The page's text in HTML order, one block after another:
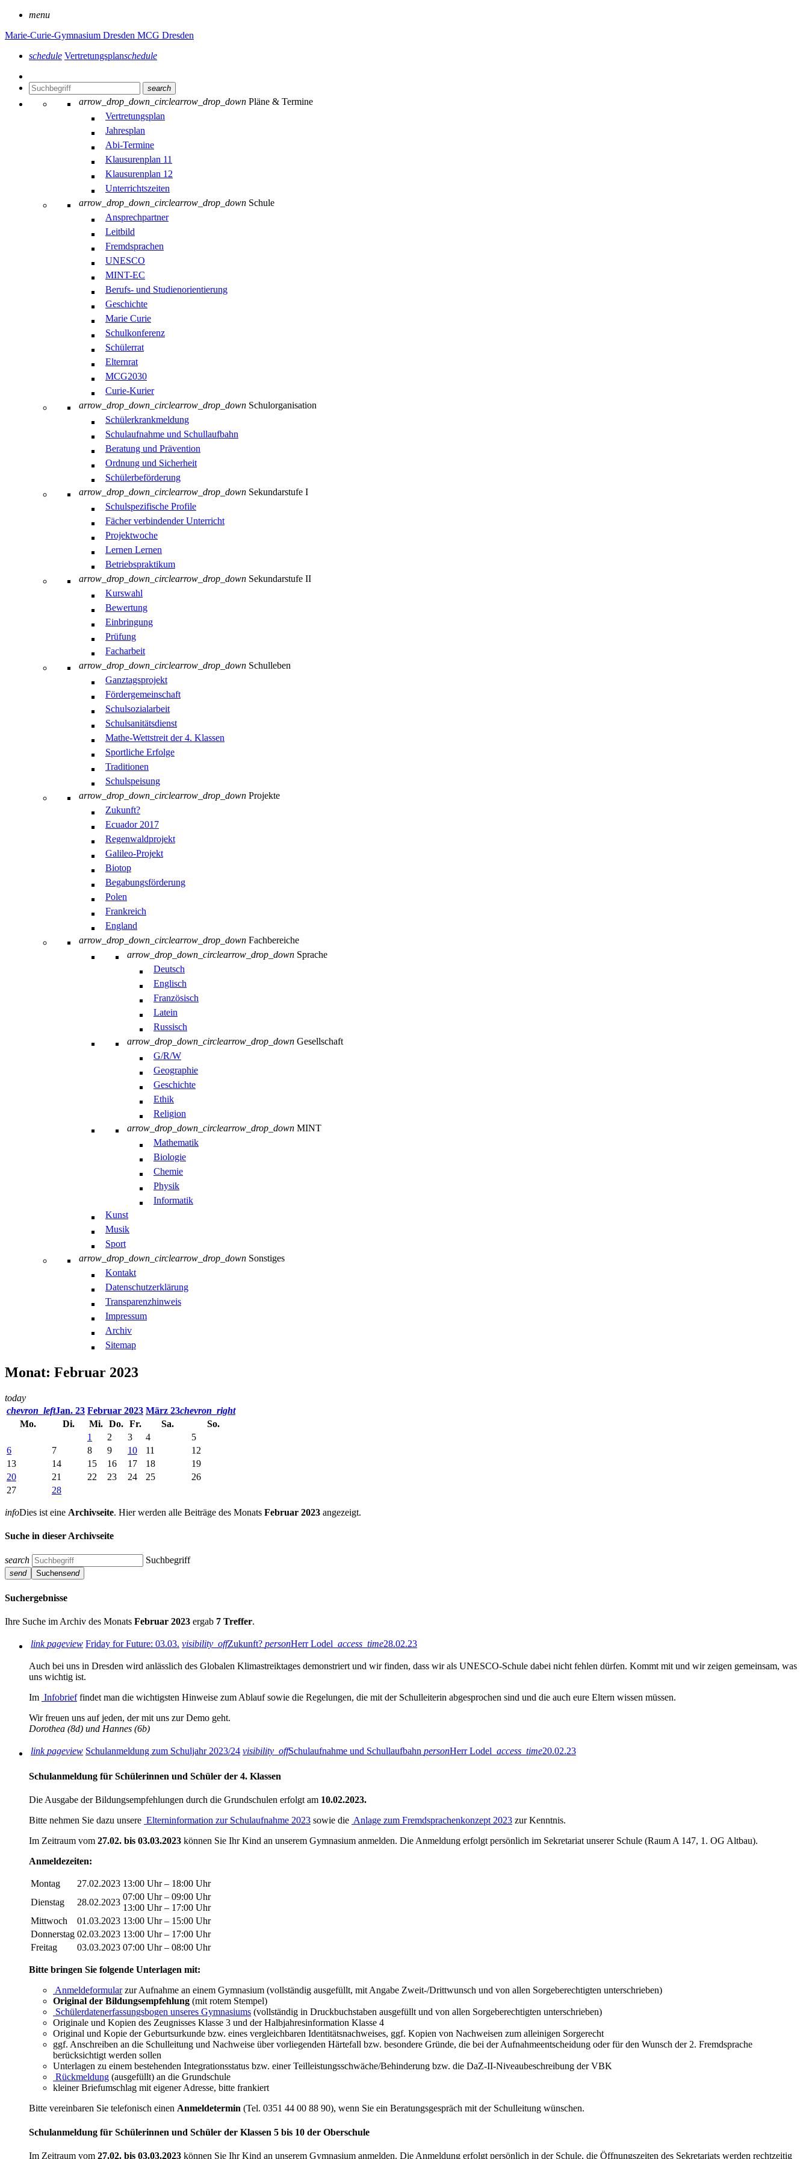
menu
Marie-Curie-Gymnasium Dresden MCG Dresden
schedule Vertretungsplanschedule
search
arrow_drop_down_circlearrow_drop_down Pläne & Termine
Vertretungsplan
Jahresplan
Abi-Termine
Klausurenplan 11
Klausurenplan 12
Unterrichtszeiten
arrow_drop_down_circlearrow_drop_down Schule
Ansprechpartner
Leitbild
Fremdsprachen
UNESCO
MINT-EC
Berufs- und Studienorientierung
Geschichte
Marie Curie
Schulkonferenz
Schülerrat
Elternrat
MCG2030
Curie-Kurier
arrow_drop_down_circlearrow_drop_down Schulorganisation
Schülerkrankmeldung
Schulaufnahme und Schullaufbahn
Beratung und Prävention
Ordnung und Sicherheit
Schülerbeförderung
arrow_drop_down_circlearrow_drop_down Sekundarstufe I
Schulspezifische Profile
Fächer verbindender Unterricht
Projektwoche
Lernen Lernen
Betriebspraktikum
arrow_drop_down_circlearrow_drop_down Sekundarstufe II
Kurswahl
Bewertung
Einbringung
Prüfung
Facharbeit
arrow_drop_down_circlearrow_drop_down Schulleben
Ganztagsprojekt
Fördergemeinschaft
Schulsozialarbeit
Schulsanitätsdienst
Mathe-Wettstreit der 4. Klassen
Sportliche Erfolge
Traditionen
Schulspeisung
arrow_drop_down_circlearrow_drop_down Projekte
Zukunft?
Ecuador 2017
Regenwaldprojekt
Galileo-Projekt
Biotop
Begabungsförderung
Polen
Frankreich
England
arrow_drop_down_circlearrow_drop_down Fachbereiche
arrow_drop_down_circlearrow_drop_down Sprache
Deutsch
Englisch
Französisch
Latein
Russisch
arrow_drop_down_circlearrow_drop_down Gesellschaft
G/R/W
Geographie
Geschichte
Ethik
Religion
arrow_drop_down_circlearrow_drop_down MINT
Mathematik
Biologie
Chemie
Physik
Informatik
Kunst
Musik
Sport
arrow_drop_down_circlearrow_drop_down Sonstiges
Kontakt
Datenschutzerklärung
Transparenzhinweis
Impressum
Archiv
Sitemap
Monat: Februar 2023
today
chevron_leftJan. 23 Februar 2023 März 23chevron_right
Mo.
Di. Mi. Do. Fr. Sa.
So.
1
2 3 4
5
6
7 8 9 10 11
12
13
14 15 16 17 18
19
20
21 22 23 24 25
26
27
28
infoDies ist eine Archivseite. Hier werden alle Beiträge des Monats Februar 2023 angezeigt.
Suche in dieser Archivseite
search Suchbegriff
send Suchensend
Suchergebnisse
Ihre Suche im Archiv des Monats Februar 2023 ergab 7 Treffer.
link pageview Friday for Future: 03.03. visibility_offZukunft? personHerr Lodel access_time28.02.23
Auch bei uns in Dresden wird anlässlich des Globalen Klimastreiktages demonstriert und wir finden, dass wir als UNESCO-Schule dabei nicht fehlen dürfen. Kommt mit und wir zeigen gemeinsam, was
uns wichtig ist.
Im Infobrieffindet man die wichtigsten Hinweise zum Ablauf sowie die Regelungen, die mit der Schulleiterin abgesprochen sind und die auch eure Eltern wissen müssen.
Wir freuen uns auf jeden, der mit uns zur Demo geht.
Dorothea (8d) und Hannes (6b)
link pageview Schulanmeldung zum Schuljahr 2023/24 visibility_offSchulaufnahme und Schullaufbahn personHerr Lodel access_time20.02.23
Schulanmeldung für Schülerinnen und Schüler der 4. Klassen
Die Ausgabe der Bildungsempfehlungen durch die Grundschulen erfolgt am 10.02.2023.
Bitte nehmen Sie dazu unsere Elterninformation zur Schulaufnahme 2023 sowie die Anlage zum Fremdsprachenkonzept 2023 zur Kenntnis.
Im Zeitraum vom 27.02. bis 03.03.2023 können Sie Ihr Kind an unserem Gymnasium anmelden. Die Anmeldung erfolgt persönlich im Sekretariat unserer Schule (Raum A 147, 1. OG Altbau).
Anmeldezeiten:
Montag 27.02.2023 13:00 Uhr – 18:00 Uhr
Dienstag
28.02.2023
07:00 Uhr – 09:00 Uhr
13:00 Uhr – 17:00 Uhr
Mittwoch
01.03.2023 13:00 Uhr – 15:00 Uhr
Donnerstag 02.03.2023 13:00 Uhr – 17:00 Uhr
Freitag
03.03.2023 07:00 Uhr – 08:00 Uhr
Bitte bringen Sie folgende Unterlagen mit:
Anmeldeformularzur Aufnahme an einem Gymnasium (vollständig ausgefüllt, mit Angabe Zweit-/Drittwunsch und von allen Sorgeberechtigten unterschrieben)
Original der Bildungsempfehlung (mit rotem Stempel)
Schülerdatenerfassungsbogen unseres Gymnasiums (vollständig in Druckbuchstaben ausgefüllt und von allen Sorgeberechtigten unterschrieben)
Originale und Kopien des Zeugnisses Klasse 3 und der Halbjahresinformation Klasse 4
Original und Kopie der Geburtsurkunde bzw. eines vergleichbaren Identitätsnachweises, ggf. Kopien von Nachweisen zum alleinigen Sorgerecht
ggf. Anschreiben an die Schulleitung und Nachweise über vorliegenden Härtefall bzw. besondere Gründe, die bei der Aufnahmeentscheidung oder für den Wunsch der 2. Fremdsprache
berücksichtigt werden sollen
Unterlagen zu einem bestehenden Integrationsstatus bzw. einer Teilleistungsschwäche/Behinderung bzw. die DaZ-II-Niveaubeschreibung der VBK
Rückmeldung (ausgefüllt) an die Grundschule
kleiner Briefumschlag mit eigener Adresse, bitte frankiert
Bitte vereinbaren Sie telefonisch einen Anmeldetermin (Tel. 0351 44 00 88 90), wenn Sie ein Beratungsgespräch mit der Schulleitung wünschen.
Schulanmeldung für Schülerinnen und Schüler der Klassen 5 bis 10 der Oberschule
Im Zeitraum vom 27.02. bis 03.03.2023 können Sie Ihr Kind an unserem Gymnasium anmelden. Die Anmeldung erfolgt persönlich in der Schule, die Öffnungszeiten des Sekretariats werden rechtzeitig